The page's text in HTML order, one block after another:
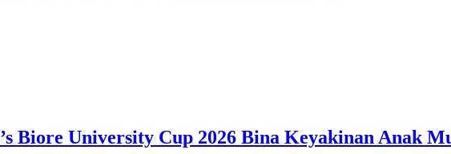
Biore University Cup 2026 Bina Keyakinan Anak